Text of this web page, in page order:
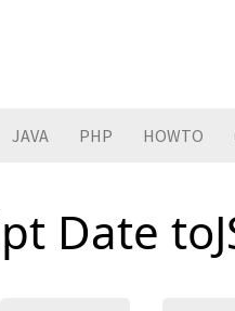
JAVA PHP HOWTO
Date